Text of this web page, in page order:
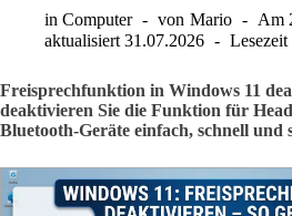
in Computer von Mario Am
aktualisiert 31.07.2026 Lesezeit
Freisprechfunktion in Windows 11
deaktivieren Sie die Funktion für
Bluetooth-Geräte einfach, schnell und